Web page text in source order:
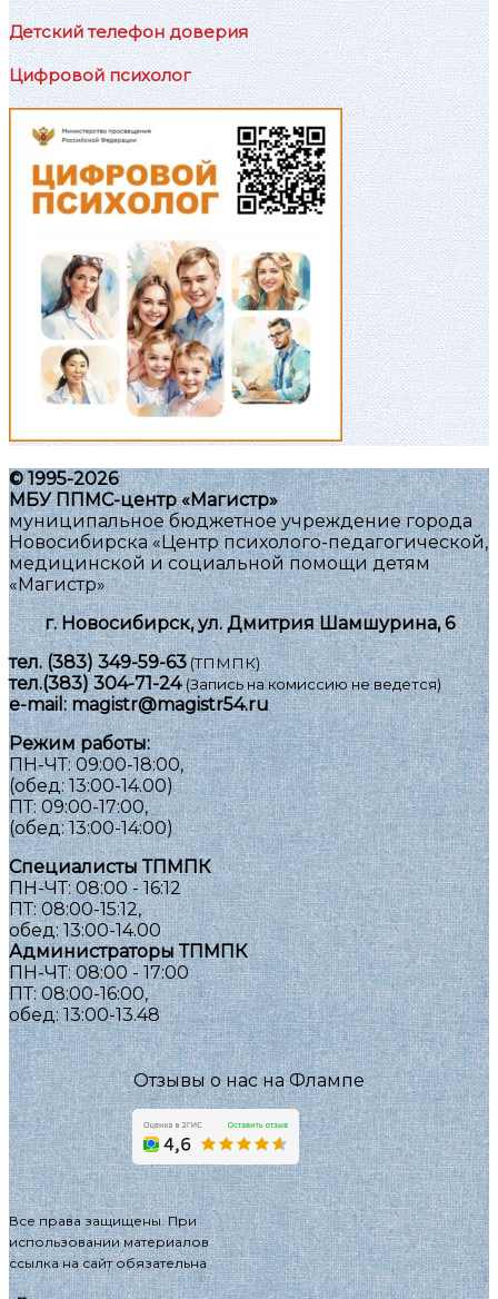
Детский телефон доверия
Цифровой психолог
© 1995-2026
МБУ ППМС-центр «Магистр»
муниципальное бюджетное учреждение города
Новосибирска «Центр психолого-педагогической,
медицинской и социальной помощи детям
«Магистр»
г. Новосибирск, ул. Дмитрия Шамшурина, 6
тел.(383) 349-59-63(ТПМПК)
тел.(383) 304-71-24(Запись на комиссию не ведется)
e-mail:magistr@magistr54.ru
Режим работы:
ПН-ЧТ: 09:00-18:00,
(обед: 13:00-14.00)
ПТ: 09:00-17:00,
(обед: 13:00-14:00)
Специалисты ТПМПК
ПН-ЧТ: 08:00 - 16:12
ПТ: 08:00-15:12,
обед: 13:00-14.00
Администраторы ТПМПК
ПН-ЧТ: 08:00 - 17:00
ПТ: 08:00-16:00,
обед: 13:00-13.48
Отзывы о нас на Флампе
Все права защищены. При
использовании материалов
ссылка на сайт обязательна